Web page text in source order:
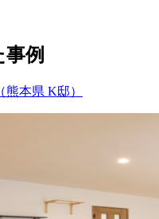
例
本県 K邸）